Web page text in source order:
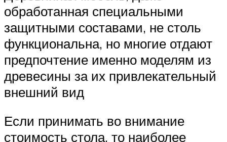
обработанная специальными
защитными составами, не столь
функциональна, но многие отдают
предпочтение именно моделям из
древесины за их привлекательный
внешний вид
Если принимать во внимание
стоимость стола, то наиболее